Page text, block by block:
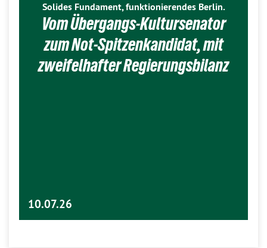
Solides Fundament, funktionierendes Berlin.
Vom Übergangs-Kultursenator
zum Not-Spitzenkandidat, mit
zweifelhafter Regierungsbilanz
10.07.26